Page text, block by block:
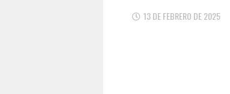
13 DE FEBRERO DE 2025